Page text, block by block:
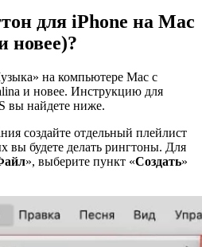
для iPhone на Mac
новее)?
на компьютере Mac с
и новее. Инструкцию для
вы найдете ниже.
создайте отдельный плейлист
вы будете делать рингтоны. Для
», выберите пункт «Создать»